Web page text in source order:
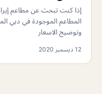
إذا كنت تبحث عن مطاعم
المطاعم الموجودة في دبي
وتوضيح الاسعار
12 ديسمبر 2020